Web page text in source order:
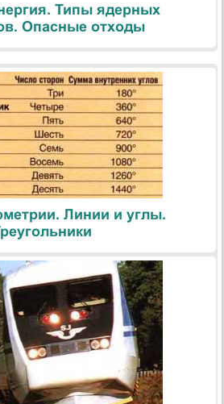
Типы ядерных
Опасные отходы
Линии и углы.